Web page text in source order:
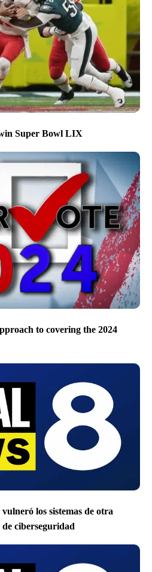
Super Bowl LIX
to covering the 2024
los sistemas de otra
ciberseguridad